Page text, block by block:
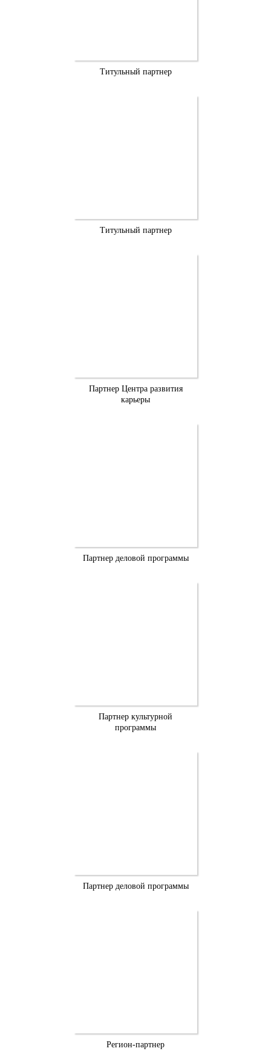
Титульный партнер
Титульный партнер
Партнер Центра развития
карьеры
Партнер деловой программы
Партнер культурной
программы
Партнер деловой программы
Регион-партнер